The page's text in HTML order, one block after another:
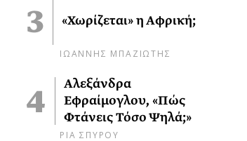
«Χωρίζεται» η Αφρική;
ΙΩΑΝΝΗΣ ΜΠΑΖΙΩΤΗΣ
Αλεξάνδρα
Εφραίμογλου, «Πώς
Φτάνεις Τόσο Ψηλά;»
ΡΙΑ ΣΠΥΡΟΥ